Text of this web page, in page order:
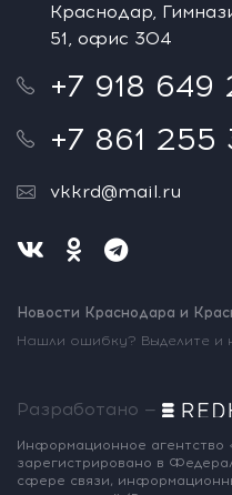
Краснодар,
51, офис 304
+7 918
+7 861 255
vkkrd@mail.ru
Новости Краснодара и
Нашли ошибку? Выделите и
Разработано —
Информационное агентство
зарегистрировано в
сфере связи,